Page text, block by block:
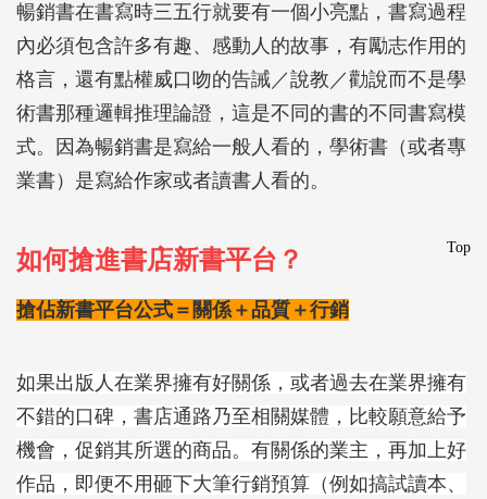
暢銷書在書寫時三五行就要有一個小亮點，書寫過程
內必須包含許多有趣、感動人的故事，有勵志作用的
格言，還有點權威口吻的告誡／說教／勸說而不是學
術書那種邏輯推理論證，這是不同的書的不同書寫模
式。因為暢銷書是寫給一般人看的，學術書（或者專
業書）是寫給作家或者讀書人看的。
Top
如何搶進書店新書平台？
搶佔新書平台公式＝關係＋品質＋行銷
如果出版人在業界擁有好關係，或者過去在業界擁有
不錯的口碑，書店通路乃至相關媒體，比較願意給予
機會，促銷其所選的商品。有關係的業主，再加上好
作品，即便不用砸下大筆行銷預算（例如搞試讀本、